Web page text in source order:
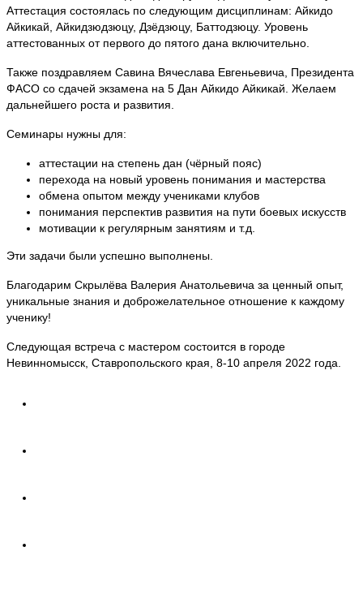
Аттестация состоялась по следующим дисциплинам: Айкидо
Айкикай, Айкидзюдзюцу, Дзёдзюцу, Баттодзюцу. Уровень
аттестованных от первого до пятого дана включительно.
Также поздравляем Савина Вячеслава Евгеньевича, Президента
ФАСО со сдачей экзамена на 5 Дан Айкидо Айкикай. Желаем
дальнейшего роста и развития.
Семинары нужны для:
аттестации на степень дан (чёрный пояс)
перехода на новый уровень понимания и мастерства
обмена опытом между учениками клубов
понимания перспектив развития на пути боевых искусств
мотивации к регулярным занятиям и т.д.
Эти задачи были успешно выполнены.
Благодарим Скрылёва Валерия Анатольевича за ценный опыт,
уникальные знания и доброжелательное отношение к каждому
ученику!
Следующая встреча с мастером состоится в городе
Невинномысск, Ставропольского края, 8-10 апреля 2022 года.